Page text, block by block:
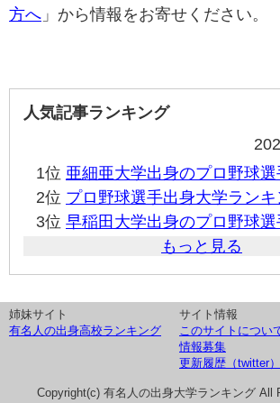
方へ 」から情報をお寄せください。
人気記事ランキング
1位 亜細亜大学出身のプロ野球選
2位 プロ野球選手出身大学ラン
3位 早稲田大学出身のプロ野球選
もっと見る
姉妹サイト
有名人の出身高校ランキング
サイト情報
このサイトについ
情報募集
更新履歴（twitter）
Copyright(c) 有名人の出身大学ランキング All